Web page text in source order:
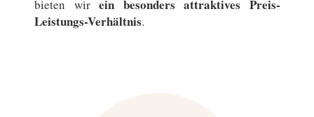
bieten wirein besonders attraktives Preis-
Leistungs-Verhältnis.